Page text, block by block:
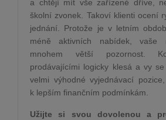
a chtějí mít vše zařízené dříve,
školní zvonek. Takoví klienti ocení
jednání. Protože je v letním
méně aktivních nabídek, vaše
mnohem větší pozornost.
prodávajícími logicky klesá a vy
velmi výhodné vyjednávací
k lepším finančním podmínkám.
Užijte si svou dovolenou a